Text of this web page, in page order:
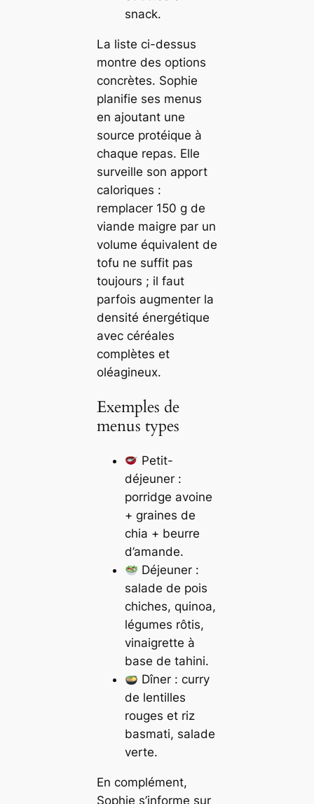
snack.
La liste ci-dessus
montre des options
concrètes. Sophie
planifie ses menus
en ajoutant une
source protéique à
chaque repas. Elle
surveille son apport
caloriques :
remplacer 150 g de
viande maigre par un
volume équivalent de
tofu ne suffit pas
toujours ; il faut
parfois augmenter la
densité énergétique
avec céréales
complètes et
oléagineux.
Exemples de
menus types
Petit-
déjeuner :
porridge avoine
+ graines de
chia + beurre
d’amande.
Déjeuner :
salade de pois
chiches, quinoa,
légumes rôtis,
vinaigrette à
base de tahini.
Dîner : curry
de lentilles
rouges et riz
basmati, salade
verte.
En complément,
Sophie s’informe sur